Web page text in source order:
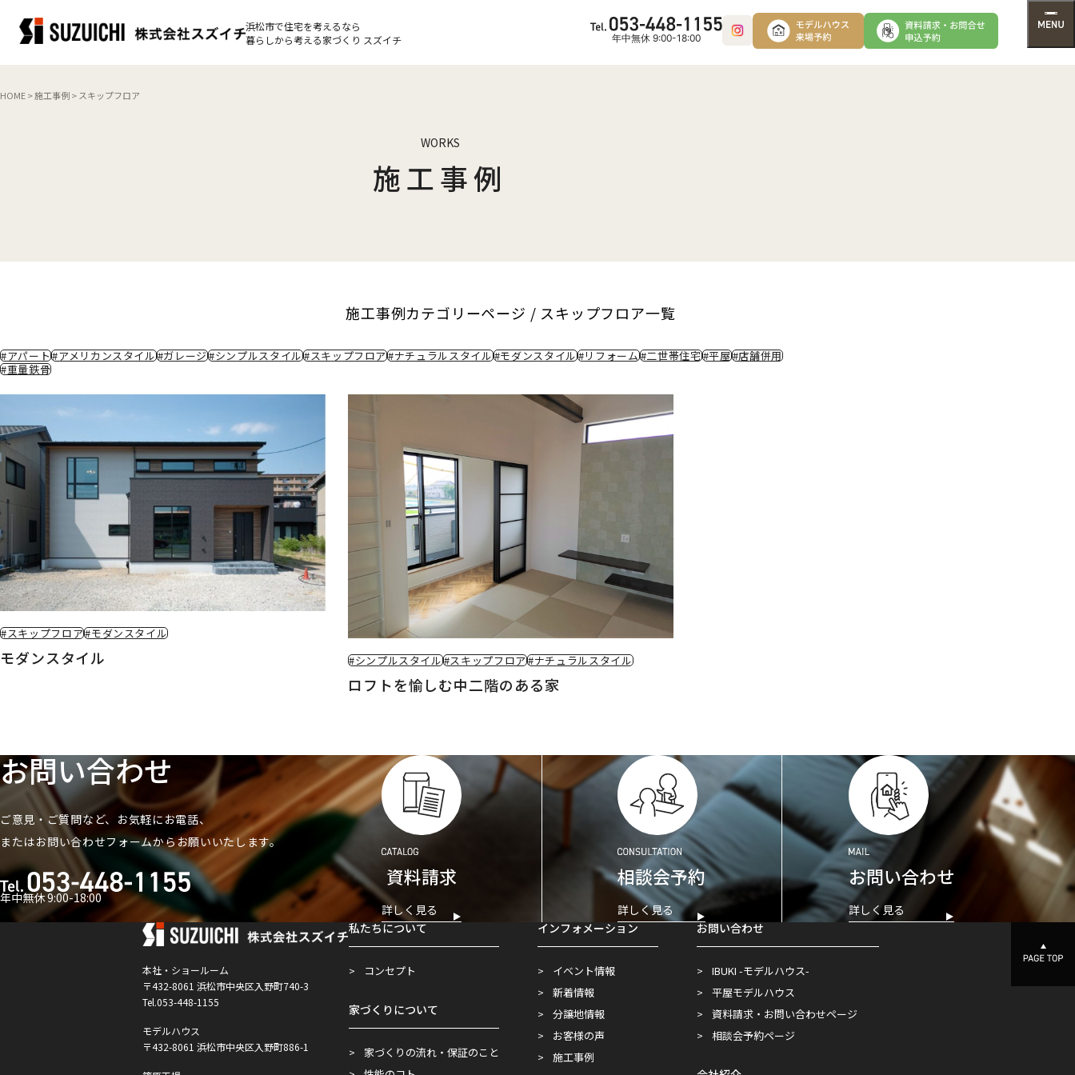
浜松市で住宅を考えるなら
暮らしから考える家づくり スズイチ
年中無休 9:00-18:00
HOME>施工事例> スキップフロア
WORKS
施工事例
施工事例カテゴリーページ / スキップフロア一覧
#アパート#アメリカンスタイル#ガレージ#シンプルスタイル#スキップフロア#ナチュラルスタイル#モダンスタイル#リフォーム#二世帯住宅#平屋#店舗併用
#重量鉄骨
#スキップフロア#モダンスタイル
モダンスタイル #シンプルスタイル#スキップフロア#ナチュラルスタイル
ロフトを愉しむ中二階のある家
お問い合わせ
ご意見・ご質問など、お気軽にお電話、
またはお問い合わせフォームからお願いいたします。
年中無休 9:00-18:00
資料請求
詳しく見る
相談会予約
詳しく見る
お問い合わせ
詳しく見る
本社・ショールーム
〒432-8061 浜松市中央区入野町740-3
Tel.053-448-1155
モデルハウス
〒432-8061 浜松市中央区入野町886-1
私たちについて
コンセプト
家づくりについて
家づくりの流れ・保証のこと
インフォメーション
イベント情報
新着情報
分譲地情報
お客様の声
施工事例
お問い合わせ
IBUKI -モデルハウス-
平屋モデルハウス
資料請求・お問い合わせページ
相談会予約ページ